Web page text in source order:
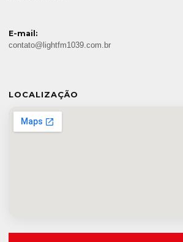
E-mail:
contato@lightfm1039.com.br
LOCALIZAÇÃO